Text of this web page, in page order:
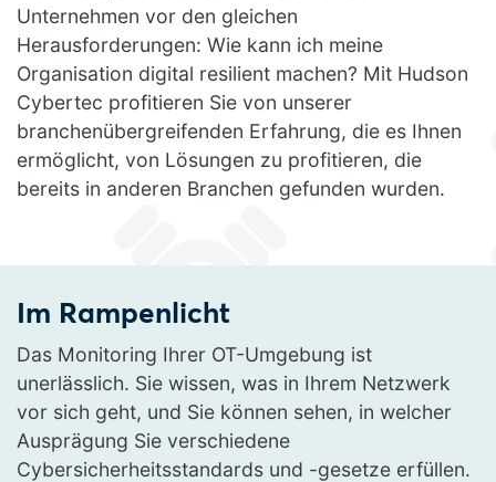
Unternehmen vor den gleichen
Herausforderungen: Wie kann ich meine
Organisation digital resilient machen? Mit Hudson
Cybertec profitieren Sie von unserer
branchenübergreifenden Erfahrung, die es Ihnen
ermöglicht, von Lösungen zu profitieren, die
bereits in anderen Branchen gefunden wurden.
Im Rampenlicht
Das Monitoring Ihrer OT-Umgebung ist
unerlässlich. Sie wissen, was in Ihrem Netzwerk
vor sich geht, und Sie können sehen, in welcher
Ausprägung Sie verschiedene
Cybersicherheitsstandards und -gesetze erfüllen.